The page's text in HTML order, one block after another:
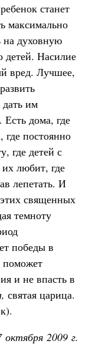
станет
максимально
на духовную
детей. Насилие
вред. Лучшее,
им
дома, где
где постоянно
где детей с
любит, где
лепетать. И
священных
темноту
победы в
поможет
и не впасть в
святая царица.
октября 2009 г.